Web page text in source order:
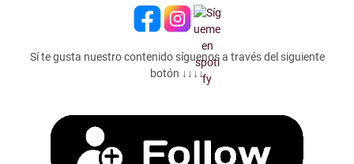
Sí te gusta nuestro contenido síguenos a través del siguiente
botón ↓↓↓↓